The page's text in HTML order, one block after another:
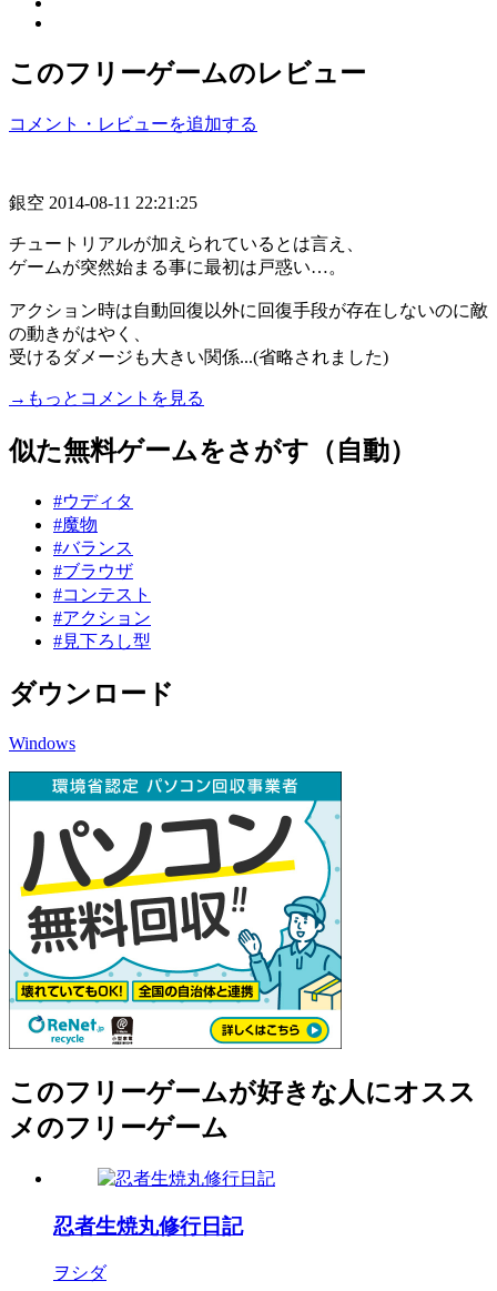
このフリーゲームのレビュー
コメント・レビューを追加する
銀空 2014-08-11 22:21:25
チュートリアルが加えられているとは言え、
ゲームが突然始まる事に最初は戸惑い…。
アクション時は自動回復以外に回復手段が存在しないのに敵
の動きがはやく、
受けるダメージも大きい関係...(省略されました)
→もっとコメントを見る
似た無料ゲームをさがす（自動）
#ウディタ
#魔物
#バランス
#ブラウザ
#コンテスト
#アクション
#見下ろし型
ダウンロード
Windows
このフリーゲームが好きな人にオスス
メのフリーゲーム
忍者生焼丸修行日記
ヲシダ